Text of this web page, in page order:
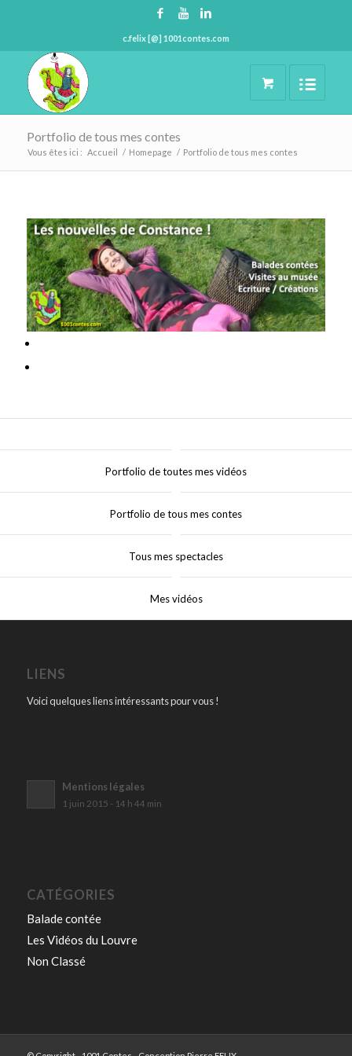
c.felix [@] 1001contes.com
Portfolio de tous mes contes
Vous êtes ici : Accueil / Homepage / Portfolio de tous mes contes
Portfolio de toutes mes vidéos
Portfolio de tous mes contes
Tous mes spectacles
Mes vidéos
LIENS
Voici quelques liens intéressants pour vous !
Mentions légales
1 juin 2015 - 14 h 44 min
CATÉGORIES
Balade contée
Les Vidéos du Louvre
Non Classé